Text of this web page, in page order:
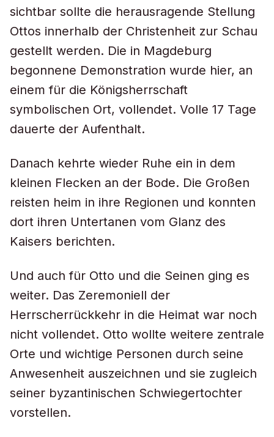
sichtbar sollte die herausragende Stellung
Ottos innerhalb der Christenheit zur Schau
gestellt werden. Die in Magdeburg
begonnene Demonstration wurde hier, an
einem für die Königsherrschaft
symbolischen Ort, vollendet. Volle 17 Tage
dauerte der Aufenthalt.
Danach kehrte wieder Ruhe ein in dem
kleinen Flecken an der Bode. Die Großen
reisten heim in ihre Regionen und konnten
dort ihren Untertanen vom Glanz des
Kaisers berichten.
Und auch für Otto und die Seinen ging es
weiter. Das Zeremoniell der
Herrscherrückkehr in die Heimat war noch
nicht vollendet. Otto wollte weitere zentrale
Orte und wichtige Personen durch seine
Anwesenheit auszeichnen und sie zugleich
seiner byzantinischen Schwiegertochter
vorstellen.